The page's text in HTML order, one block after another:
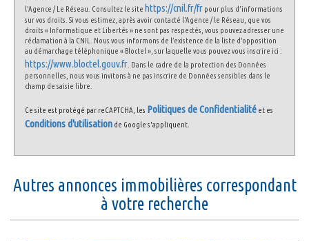
l’Agence / Le Réseau. Consultez le site https://cnil.fr/fr pour plus d’informations
sur vos droits. Si vous estimez, après avoir contacté l'Agence / le Réseau, que vos
droits « Informatique et Libertés » ne sont pas respectés, vous pouvez adresser une
réclamation à la CNIL. Nous vous informons de l’existence de la liste d'opposition
au démarchage téléphonique « Bloctel », sur laquelle vous pouvez vous inscrire ici :
https://www.bloctel.gouv.fr . Dans le cadre de la protection des Données
personnelles, nous vous invitons à ne pas inscrire de Données sensibles dans le
champ de saisie libre.
Ce site est protégé par reCAPTCHA, les Politiques de Confidentialité et es
Conditions d'utilisation de Google s'appliquent.
autres annonces immobilières correspondant
à votre recherche